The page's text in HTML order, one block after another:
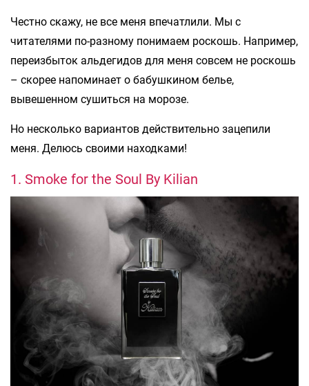
Честно скажу, не все меня впечатлили. Мы с
читателями по-разному понимаем роскошь. Например,
переизбыток альдегидов для меня совсем не роскошь
– скорее напоминает о бабушкином белье,
вывешенном сушиться на морозе.
Но несколько вариантов действительно зацепили
меня. Делюсь своими находками!
1. Smoke for the Soul By Kilian